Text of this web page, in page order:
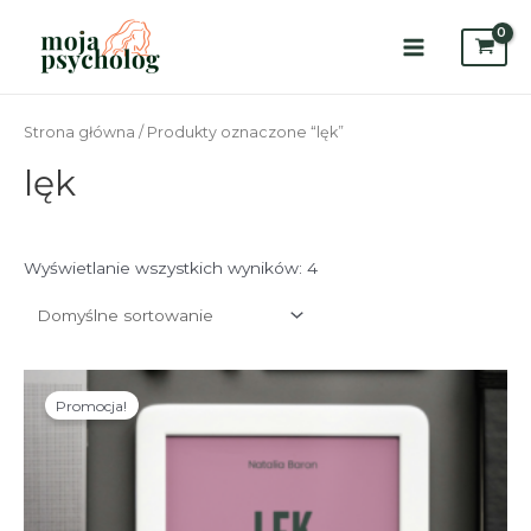
content
Main
Strona główna / Produkty oznaczone “lęk”
lęk
Wyświetlanie wszystkich wyników: 4
Promocja!